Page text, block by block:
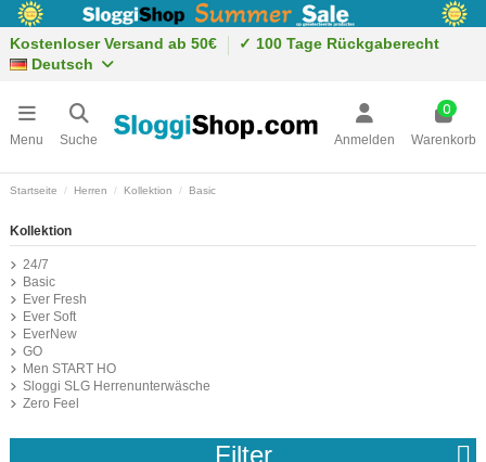
Kostenloser Versand ab 50€
✓ 100 Tage Rückgaberecht
Deutsch
Menu Suche Anmelden
0
Warenkorb
Startseite Herren Kollektion Basic
Kollektion
24/7
Basic
Ever Fresh
Ever Soft
EverNew
GO
Men START HO
Sloggi SLG Herrenunterwäsche
Zero Feel
Filter